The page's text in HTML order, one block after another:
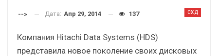
СХД
--> Дата: Апр 29, 2014 137
Компания Hitachi Data Systems (HDS)
представила новое поколение своих дисковых